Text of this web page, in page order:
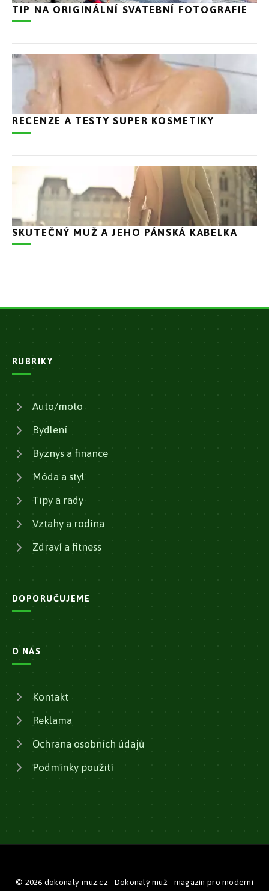
TIP NA ORIGINÁLNÍ SVATEBNÍ FOTOGRAFIE
RECENZE A TESTY SUPER KOSMETIKY
SKUTEČNÝ MUŽ A JEHO PÁNSKÁ KABELKA
RUBRIKY
Auto/moto
Bydlení
Byznys a finance
Móda a styl
Tipy a rady
Vztahy a rodina
Zdraví a fitness
DOPORUČUJEME
O NÁS
Kontakt
Reklama
Ochrana osobních údajů
Podmínky použití
© 2026 dokonaly-muz.cz - Dokonalý muž - magazín pro moderní